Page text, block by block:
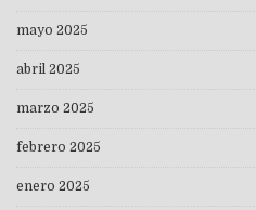
mayo 2025
abril 2025
marzo 2025
febrero 2025
enero 2025